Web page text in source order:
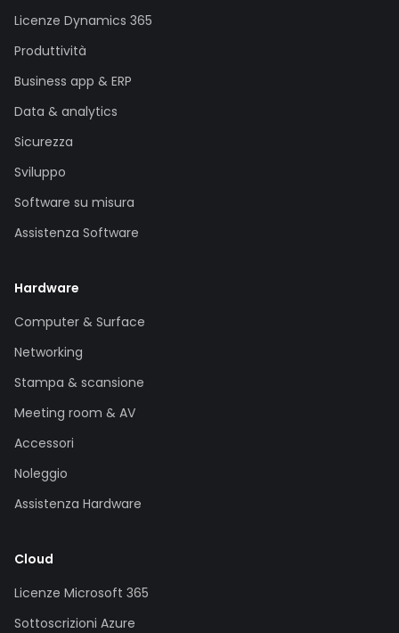
Licenze Dynamics 365
Produttività
Business app & ERP
Data & analytics
Sicurezza
Sviluppo
Software su misura
Assistenza Software
Hardware
Computer & Surface
Networking
Stampa & scansione
Meeting room & AV
Accessori
Noleggio
Assistenza Hardware
Cloud
Licenze Microsoft 365
Sottoscrizioni Azure